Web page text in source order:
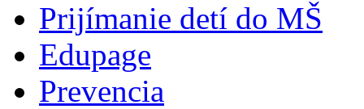
Prijímanie detí do MŠ
Edupage
Prevencia